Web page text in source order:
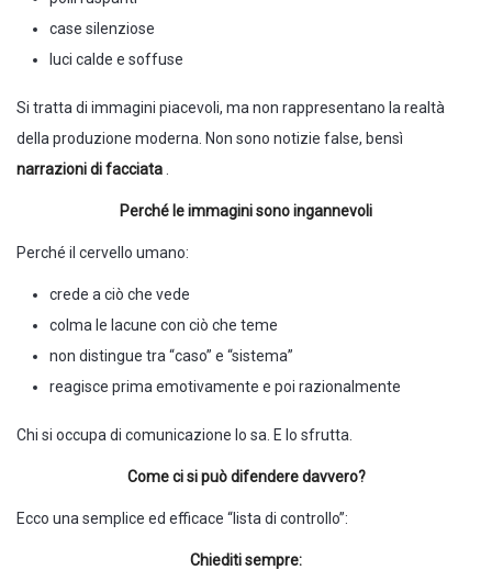
case silenziose
luci calde e soffuse
Si tratta di immagini piacevoli, ma non rappresentano la realtà
della produzione moderna. Non sono notizie false, bensì
narrazioni di facciata
Perché le immagini sono ingannevoli
Perché il cervello umano:
crede a ciò che vede
colma le lacune con ciò che teme
non distingue tra “caso” e “sistema”
reagisce prima emotivamente e poi razionalmente
Chi si occupa di comunicazione lo sa. E lo sfrutta.
Come ci si può difendere davvero?
Ecco una semplice ed efficace “lista di controllo”:
Chiediti sempre: